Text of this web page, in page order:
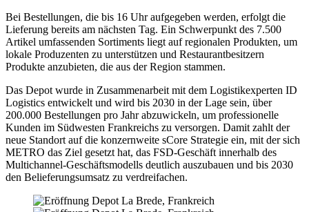
Bei Bestellungen, die bis 16 Uhr aufgegeben werden, erfolgt die
Lieferung bereits am nächsten Tag. Ein Schwerpunkt des 7.500
Artikel umfassenden Sortiments liegt auf regionalen Produkten, um
lokale Produzenten zu unterstützen und Restaurant­besitzern
Produkte anzubieten, die aus der Region stammen.
Das Depot wurde in Zusammenarbeit mit dem Logistik­experten ID
Logistics entwickelt und wird bis 2030 in der Lage sein, über
200.000 Bestellungen pro Jahr abzuwickeln, um professionelle
Kunden im Südwesten Frankreichs zu versorgen. Damit zahlt der
neue Standort auf die konzernweite sCore Strategie ein, mit der sich
METRO das Ziel gesetzt hat, das FSD-Geschäft innerhalb des
Multichannel-Geschäfts­modells deutlich auszubauen und bis 2030
den Belieferungs­umsatz zu verdreifachen.